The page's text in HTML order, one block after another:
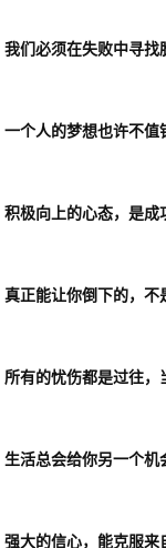
我们必须在失败中寻找
一个人的梦想也许不值
积极向上的心态，是成
真正能让你倒下的，不
所有的忧伤都是过往，
生活总会给你另一个机
强大的信心，能克服来